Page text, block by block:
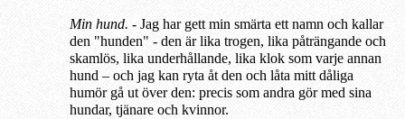
Min hund. - Jag har gett min smärta ett namn och kallar
den "hunden" - den är lika trogen, lika påträngande och
skamlös, lika underhållande, lika klok som varje annan
hund – och jag kan ryta åt den och låta mitt dåliga
humör gå ut över den: precis som andra gör med sina
hundar, tjänare och kvinnor.